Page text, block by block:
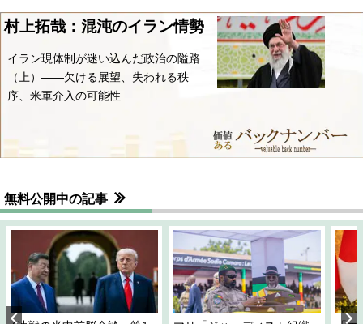
村上拓哉：混沌のイラン情勢
イラン現体制が迷い込んだ政治の隘路
（上）――欠ける展望、失われる秩
序、米軍介入の可能性
無料公開中の記事